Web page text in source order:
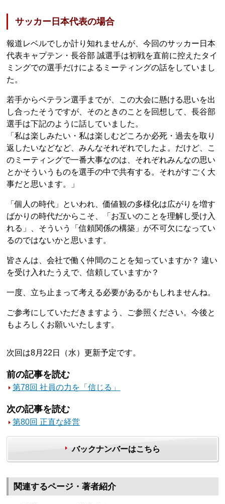
サッカー日本代表の場合
報道レベルでしか計り知れませんが、今回のサッカー日本
代表キャプテン・長谷部 誠選手は初戦を直前に控えたタイ
ミングでの選手だけによるミーティングの話をしていまし
た。
若手からベテラン選手までが、この大会に懸ける思いを出
し合ったそうですが、そのときのことを回想して、長谷部
選手は下記のように話していました。
「私は楽しみたい・私は楽しむどころか必死・過去を取り
返したいなどなど、みんなそれぞれでしたよ。だけど、こ
のミーティングで一番大事なのは、それぞれみんなの思い
とかそういうものを選手の中で共有する。それがすごく大
事だと思います。」
「個人の時代」といわれ、価値観の多様化は広がりを増す
ばかりの時代だからこそ、「お互いのことを理解し受け入
れる」、そういう「信頼関係の構築」が不可欠になってい
るのではないかと思います。
皆さんは、会社で働く仲間のことを知っていますか？ 違い
を受け入れたうえで、信頼していますか？
一度、立ち止まって考える必要があるかもしれませんね。
ご参考にしていただきますよう、ご参照ください。今後と
もよろしくお願いいたします。
次回は8月22日（水）更新予定です。
前の記事を読む
第78回 社員の力を「信じる」
次の記事を読む
第80回 正直な経営
バックナンバーはこちら
関連するページ・著者紹介